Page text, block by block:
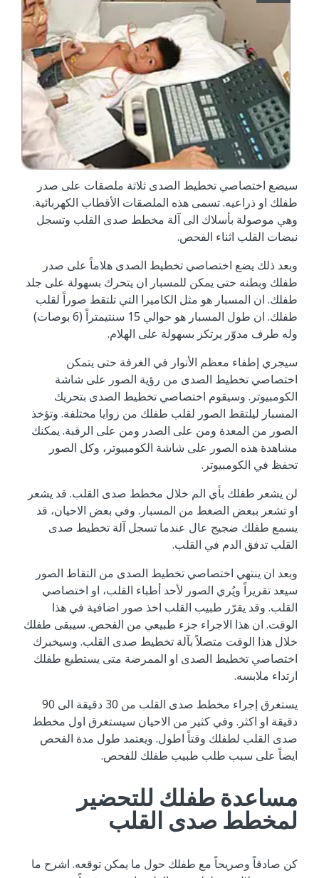
سيضع اختصاصي تخطيط الصدى ثلاثة ملصقات على صدر
طفلك او ذراعيه. تسمى هذه الملصقات الأقطاب الكهربائية.
وهي موصولة بأسلاك الى آلة مخطط صدى القلب وتسجل
نبضات القلب اثناء الفحص.
وبعد ذلك يضع اختصاصي تخطيط الصدى هلاماً على صدر
طفلك وبطنه حتى يمكن للمسبار ان يتحرك بسهولة على جلد
طفلك. ان المسبار هو مثل الكاميرا التي تلتقط صوراً لقلب
طفلك. ان طول المسبار هو حوالي 15 سنتيمتراً (6 بوصات)
وله طرف مدوّر يرتكز بسهولة على الهلام.
سيجري إطفاء معظم الأنوار في الغرفة حتى يتمكن
اختصاصي تخطيط الصدى من رؤية الصور على شاشة
الكومبيوتر. وسيقوم اختصاصي تخطيط الصدى بتحريك
المسبار ليلتقط الصور لقلب طفلك من زوايا مختلفة. وتؤخذ
الصور من المعدة ومن على الصدر ومن على الرقبة. يمكنك
مشاهدة هذه الصور على شاشة الكومبيوتر، وكل الصور
تحفظ في الكومبيوتر.
لن يشعر طفلك بأي الم خلال مخطط صدى القلب. قد يشعر
او تشعر ببعض الضغط من المسبار. وفي بعض الاحيان، قد
يسمع طفلك ضجيج عال عندما تسجل آلة تخطيط صدى
القلب تدفق الدم في القلب.
وبعد ان ينتهي اختصاصي تخطيط الصدى من التقاط الصور
سيعد تقريراً ويُري الصور لأحد أطباء القلب، او اختصاصي
القلب. وقد يقرّر طبيب القلب اخذ صور اضافية في هذا
الوقت. ان هذا الاجراء جزء طبيعي من الفحص. سيبقى طفلك
خلال هذا الوقت متصلاً بآلة تخطيط صدى القلب. وسيخبرك
اختصاصي تخطيط الصدى او الممرضة متى يستطيع طفلك
ارتداء ملابسه.
يستغرق إجراء مخطط صدى القلب من 30 دقيقة الى 90
دقيقة او اكثر. وفي كثير من الاحيان سيستغرق اول مخطط
صدى القلب لطفلك وقتاً اطول. ويعتمد طول مدة الفحص
ايضاً على سبب طلب طبيب طفلك للفحص.
مساعدة طفلك للتحضير
لمخطط صدى القلب
كن صادقاً وصريحاً مع طفلك حول ما يمكن توقعه. اشرح ما